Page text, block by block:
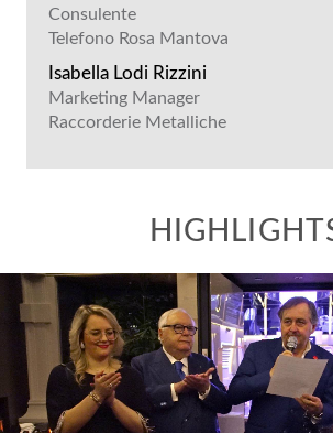
Consulente
Telefono Rosa Mantova
Isabella Lodi Rizzini
Marketing Manager
Raccorderie Metalliche